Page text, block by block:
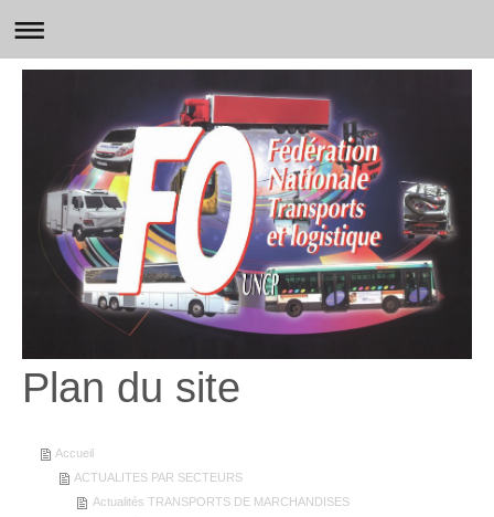
Plan du site
Accueil
ACTUALITES PAR SECTEURS
Actualités TRANSPORTS DE MARCHANDISES